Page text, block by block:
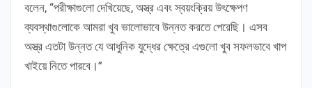
বলেন, “পরীক্ষাগুলো দেখিয়েছে, অস্ত্র এবং স্বয়ংক্রিয় উৎক্ষেপণ
ব্যবস্থাগুলোকে আমরা খুব ভালোভাবে উন্নত করতে পেরেছি। এসব
অস্ত্র এতটা উন্নত যে আধুনিক যুদ্ধের ক্ষেত্রে এগুলো খুব সফলভাবে খাপ
খাইয়ে নিতে পারবে।”